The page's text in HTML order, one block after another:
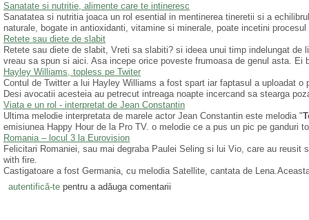
Sanatate si nutritie, alimente care te intineresc
Sanatatea si nutritia joaca un rol esential in mentinerea tineretii si a
naturale, bogate in antioxidanti, vitamine si minerale, poate incetini
Retete sau diete de slabit
Retete sau diete de slabit, Vreti sa slabiti? si ideea unui timp indelungat
vreau sa spun si aici. Asa incepe orice poveste frumoasa de genul asta. Ei
Hayley Williams, topless pe Twiter
Contul de Twitter a lui Hayley Williams a fost spart iar faptasul a uploadat
Desi avocatii acesteia au petrecut intreaga noapte incercand sa stearga
Viata e un rol - interpretat de Jean Constantin
Ultima melodie interpretata de marele actor Jean Constantin este melodia "
emisiunea Happy Hour de la Pro TV. o melodie ce a pus un pic pe ganduri
Romania – locul 3 la Eurovision
Felicitari Romaniei, sau mai degraba Paulei Seling si lui Vio, care au
with fire.
Castigatoare a fost Germania, cu melodia Satellite, cantata de
autentifică-tepentru a adăuga comentarii